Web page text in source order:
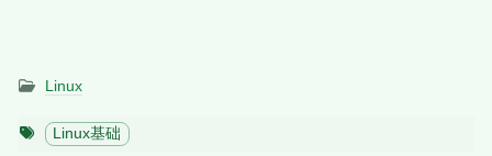
Linux
Linux基础